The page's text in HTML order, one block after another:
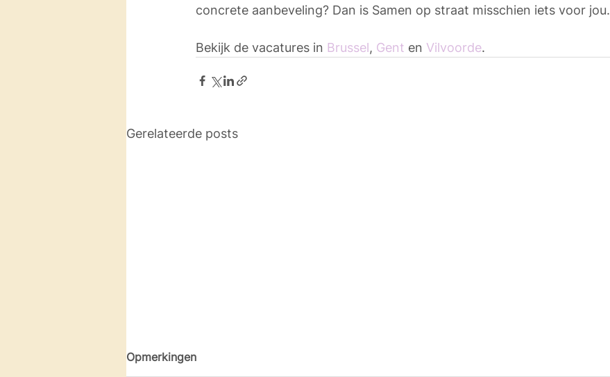
concrete aanbeveling? Dan is Samen op straat misschien iets voor jou.
Bekijk de vacatures in Brussel, Gent en Vilvoorde.
Gerelateerde posts
Opmerkingen